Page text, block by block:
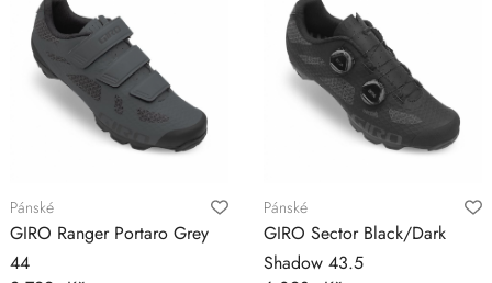
Pánské
GIRO Ranger Portaro Grey
44
Pánské
GIRO Sector Black/Dark
Shadow 43.5